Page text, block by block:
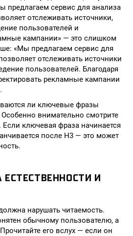
сервис для анализа
отслеживать источники,
пользователей и
кампании» — это слишком
«Мы предлагаем сервис для
отслеживать источники
пользователей. Благодаря
рекламные кампании
ли ключевые фразы
внимательно смотрите
Если ключевая фраза начинается
после H3 — это может
ЕСТЕСТВЕННОСТИ И
нарушать читаемость.
обычному пользователю, а
его вслух — если он